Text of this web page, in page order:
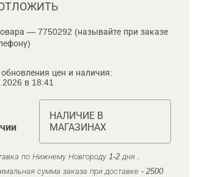
— 7750292 (называйте при заказе
цен и наличия:
в 18:41
НАЛИЧИЕ В
МАГАЗИНАХ
по Нижнему Новгороду 1-2 дня .
сумма заказа при доставке - 2500